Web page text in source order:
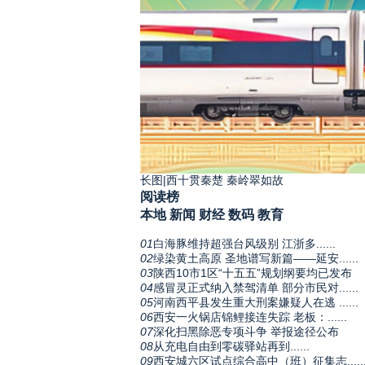
长图|西十贯秦楚 秦岭翠如故
阅读榜
本地 新闻 财经 数码 教育
01白海豚维持超强台风级别 江浙多......
02绿染黄土高原 圣地谱写新篇——延安......
03陕西10市1区“十五五”规划纲要均已发布
04感冒灵正式纳入禁驾清单 部分市民对......
05河南西平县发生重大刑案嫌疑人在逃 ......
06西安一火锅店锦鲤接连失踪 老板：......
07深化扫黑除恶专项斗争 举报途径公布
08从充电自由到零碳驿站再到......
09西安城六区试点综合高中（班）征集志